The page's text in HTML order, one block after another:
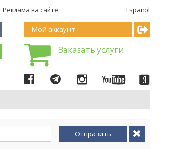
Español
Реклама на сайте
Мой аккаунт
Заказать услуги
Отправить